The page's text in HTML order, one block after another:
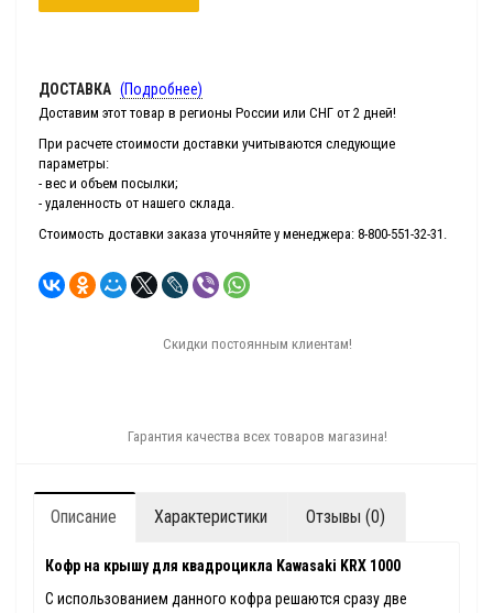
ДОСТАВКА (Подробнее)
Доставим этот товар в регионы России или СНГ от 2 дней!
При расчете стоимости доставки учитываются следующие
параметры:
- вес и объем посылки;
- удаленность от нашего склада.
Стоимость доставки заказа уточняйте у менеджера: 8-800-551-32-31.
Скидки постоянным клиентам!
Гарантия качества всех товаров магазина!
Описание Характеристики Отзывы (0)
Кофр на крышу для квадроцикла Kawasaki KRX 1000
С использованием данного кофра решаются сразу две